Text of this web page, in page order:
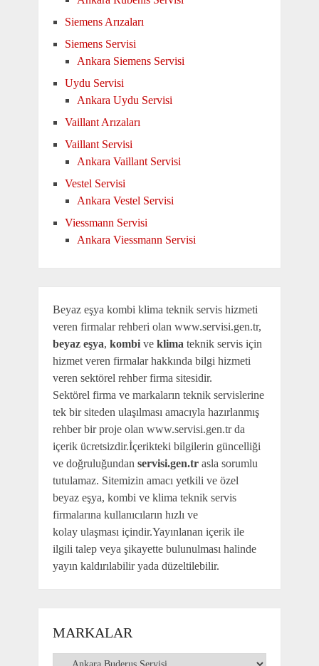
Siemens Arızaları
Siemens Servisi
Ankara Siemens Servisi
Uydu Servisi
Ankara Uydu Servisi
Vaillant Arızaları
Vaillant Servisi
Ankara Vaillant Servisi
Vestel Servisi
Ankara Vestel Servisi
Viessmann Servisi
Ankara Viessmann Servisi
Beyaz eşya kombi klima teknik servis hizmeti
veren firmalar rehberi olan www.servisi.gen.tr,
beyaz eşya, kombive klima teknik servis için
hizmet veren firmalar hakkında bilgi hizmeti
veren sektörel rehber firma sitesidir.
Sektörel firma ve markaların teknik servislerine
tek bir siteden ulaşılması amacıyla hazırlanmış
rehber bir proje olan www.servisi.gen.tr da
içerik ücretsizdir.İçerikteki bilgilerin güncelliği
ve doğruluğundan servisi.gen.trasla sorumlu
tutulamaz. Sitemizin amacı yetkili ve özel
beyaz eşya, kombi ve klima teknik servis
firmalarına kullanıcıların hızlı ve
kolay ulaşması içindir.Yayınlanan içerik ile
ilgili talep veya şikayette bulunulması halinde
yayın kaldırılabilir yada düzeltilebilir.
MARKALAR
Markalar